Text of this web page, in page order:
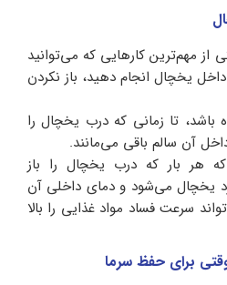
از مهم‌ترین کارهایی که می‌توانید
یخچال انجام دهید، باز نکردن
تا زمانی که درب یخچال را
آن سالم باقی می‌مانند.
هر بار که درب یخچال را باز
یخچال می‌شود و دمای داخلی آن
سرعت فساد مواد غذایی را بالا
برای حفظ سرما